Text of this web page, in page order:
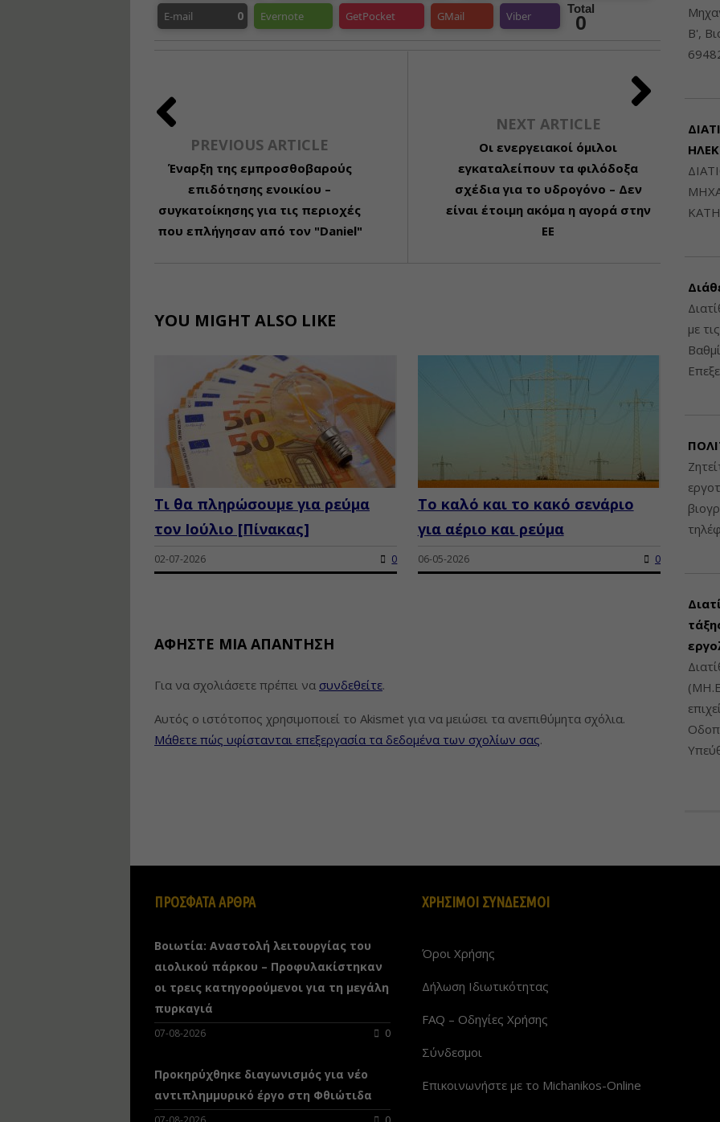
E-mail 0 Evernote GetPocket GMail Viber
Total
0
PREVIOUS ARTICLE
Έναρξη της εμπροσθοβαρούς
επιδότησης ενοικίου –
συγκατοίκησης για τις περιοχές
που επλήγησαν από τον "Daniel"
NEXT ARTICLE
Οι ενεργειακοί όμιλοι
εγκαταλείπουν τα φιλόδοξα
σχέδια για το υδρογόνο – Δεν
είναι έτοιμη ακόμα η αγορά στην
ΕΕ
YOU MIGHT ALSO LIKE
Τι θα πληρώσουμε για ρεύμα
τον Ιούλιο [Πίνακας]
02-07-2026 0
Το καλό και το κακό σενάριο
για αέριο και ρεύμα
06-05-2026 0
ΑΦΉΣΤΕ ΜΙΑ ΑΠΆΝΤΗΣΗ
Για να σχολιάσετε πρέπει να συνδεθείτε.
Αυτός ο ιστότοπος χρησιμοποιεί το Akismet για να μειώσει τα ανεπιθύμητα σχόλια.
Μάθετε πώς υφίστανται επεξεργασία τα δεδομένα των σχολίων σας.
Β',
με
ΠΡΟΣΦΑΤΑ ΑΡΘΡΑ
Βοιωτία: Αναστολή λειτουργίας του
αιολικού πάρκου – Προφυλακίστηκαν
οι τρεις κατηγορούμενοι για τη μεγάλη
πυρκαγιά
07-08-2026 0
Προκηρύχθηκε διαγωνισμός για νέo
αντιπλημμυρικό έργο στη Φθιώτιδα
ΧΡΗΣΙΜΟΙ ΣΥΝΔΕΣΜΟΙ
Όροι Χρήσης
Δήλωση Ιδιωτικότητας
FAQ – Οδηγίες Χρήσης
Σύνδεσμοι
Επικοινωνήστε με το Michanikos-Online